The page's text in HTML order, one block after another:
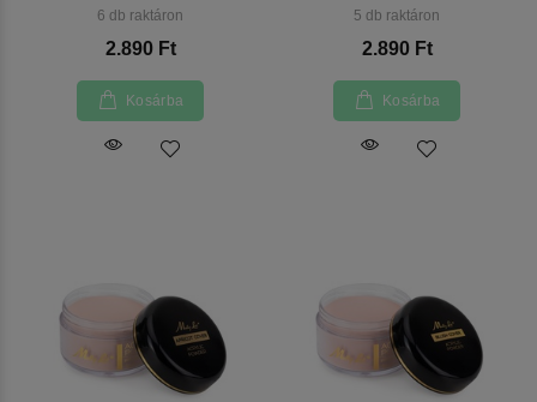
6 db raktáron
2.890 Ft
Kosárba
5 db raktáron
2.890 Ft
Kosárba